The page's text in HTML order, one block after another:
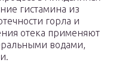
гистамина из
горла и
отека применяют
водами,